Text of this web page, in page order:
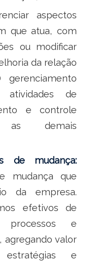
aspectos
que atua, com
ou modificar
da relação
atividades de
e controle
as demais
de mudança:
mudança que
da empresa.
efetivos de
processos e
agregando valor
e